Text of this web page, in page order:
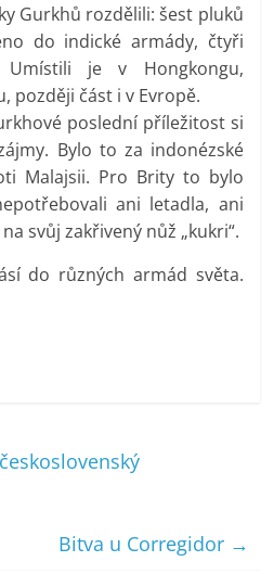
Gurkhů rozdělili: šest pluků
do indické armády, čtyři
je v Hongkongu,
později část i v Evropě.
poslední příležitost si
Bylo to za indonézské
Malajsii. Pro Brity to bylo
ani letadla, ani
svůj zakřivený nůž „kukri“.
do různých armád světa.
Bitva u Corregidor →